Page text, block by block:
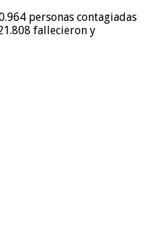
personas contagiadas
fallecieron y